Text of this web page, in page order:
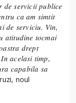
de servicii publice
ca am simtit
de serviciu. Vin,
atitudine tocmai
drept
acelasi timp,
capabila sa
noul